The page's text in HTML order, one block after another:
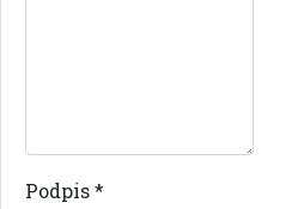
Podpis*